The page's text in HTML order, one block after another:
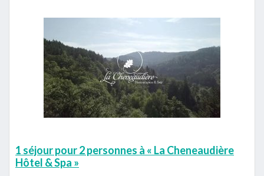
1 séjour pour 2 personnes à « La Cheneaudière
Hôtel & Spa »